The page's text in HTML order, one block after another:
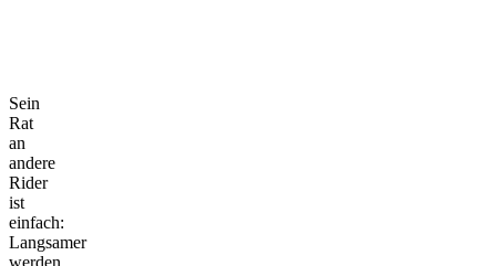
Sein
Rat
an
andere
Rider
ist
einfach:
Langsamer